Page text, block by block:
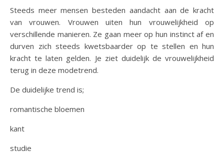
Steeds meer mensen besteden aandacht aan de kracht
van vrouwen. Vrouwen uiten hun vrouwelijkheid op
verschillende manieren. Ze gaan meer op hun instinct af en
durven zich steeds kwetsbaarder op te stellen en hun
kracht te laten gelden. Je ziet duidelijk de vrouwelijkheid
terug in deze modetrend.
De duidelijke trend is;
romantische bloemen
kant
studie